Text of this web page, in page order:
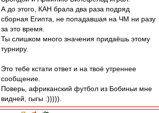
А до этого, КАН брала два раза подряд
сборная Египта, не попадавшая на ЧМ ни разу
за это время.
Ты слишком много значения придаёшь этому
турниру.
Это тебе кстати ответ и на твоё утреннее
сообщение.
Поверь, африканский футбол из Бобиньи мне
видней, гыгы :))))).